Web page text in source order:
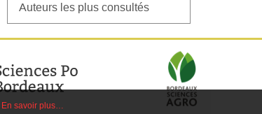
Auteurs les plus consultés
En savoir plus…